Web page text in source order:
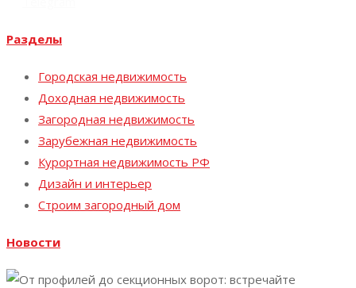
Разделы
Городская недвижимость
Доходная недвижимость
Загородная недвижимость
Зарубежная недвижимость
Курортная недвижимость РФ
Дизайн и интерьер
Строим загородный дом
Новости